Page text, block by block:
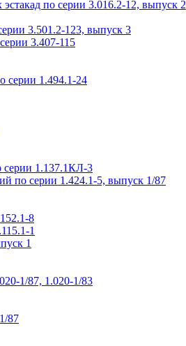
по серии 3.016.2-12, выпуск 2
3.501.2-123, выпуск 3
3.407-115
серии 1.494.1-24
серии 1.137.1КЛ-3
по серии 1.424.1-5, выпуск 1/87
8
1
1
1/87, 1.020-1/83
87